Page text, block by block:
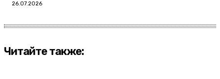
26.07.2026
Читайте также: